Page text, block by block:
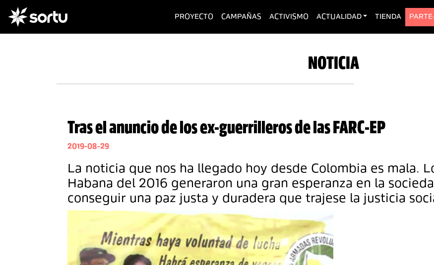
PROYECTO(current)
CAMPAÑAS ACTIVISMO ACTUALIDAD TIENDA
NOTICIA
Tras el anuncio de los ex-guerrilleros de las FARC-EP
2019-08-29
La noticia que nos ha llegado hoy desde Colombia es mala.
Habana del 2016 generaron una gran esperanza en la
conseguir una paz justa y duradera que trajese la justicia